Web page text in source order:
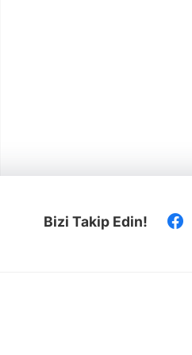
Bizi Takip Edin!